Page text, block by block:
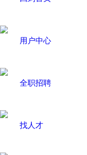
用户中心
全职招聘
找人才